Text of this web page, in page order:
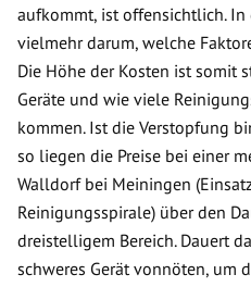
aufkommt, ist offensichtlich. In
vielmehr darum, welche
Die Höhe der Kosten ist somit
Geräte und wie viele
kommen. Ist die Verstopfung
so liegen die Preise bei einer
Walldorf bei Meiningen
Reinigungsspirale) über den
dreistelligem Bereich. Dauert
schweres Gerät vonnöten, um